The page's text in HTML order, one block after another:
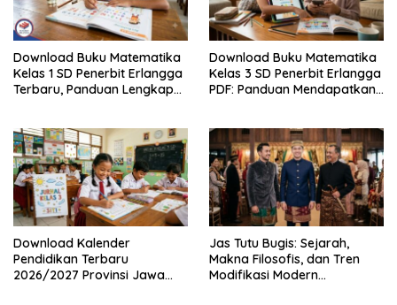
Download Buku Matematika
Kelas 1 SD Penerbit Erlangga
Terbaru, Panduan Lengkap
Legal
Download Buku Matematika
Kelas 3 SD Penerbit Erlangga
PDF: Panduan Mendapatkan
Download Kalender
Pendidikan Terbaru
2026/2027 Provinsi Jawa
Jas Tutu Bugis: Sejarah,
Makna Filosofis, dan Tren
Modifikasi Modern